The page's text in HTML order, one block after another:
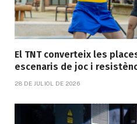
El TNT converteix les
escenaris de joc i
28 DE JULIOL DE 2026